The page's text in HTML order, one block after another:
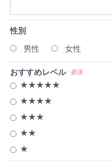
性別
男性 女性
おすすめレベル 必須
★★★★★
★★★★
★★★
★★
★